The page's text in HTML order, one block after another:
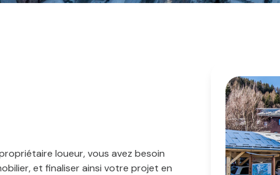
loueur, vous avez besoin
et finaliser ainsi votre projet en